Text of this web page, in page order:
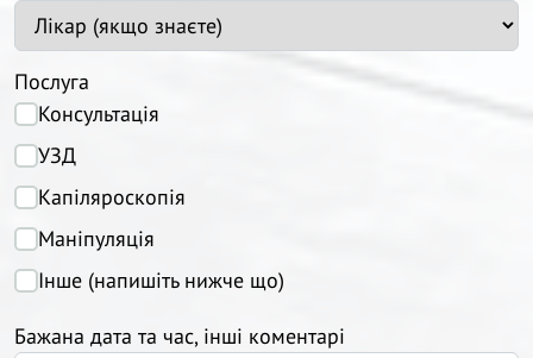
Послуга
Консультація
УЗД
Капіляроскопія
Маніпуляція
Інше (напишіть нижче що)
Бажана дата та час, інші коментарі